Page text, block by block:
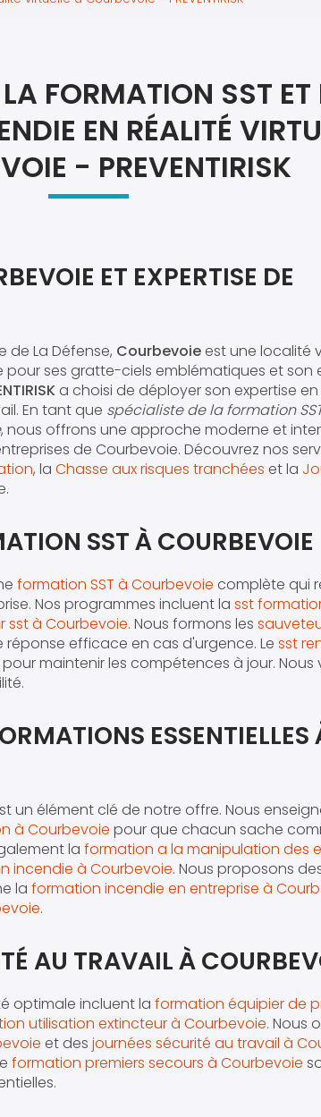
FORMATION SST ET
EN RÉALITÉ
- PREVENTIRISK
ET EXPERTISE DE
La Défense, Courbevoieest une localité
pour ses gratte-ciels emblématiques et son
a choisi de déployer son expertise
En tant que spécialiste de la formation
, nous offrons une approche moderne et
de Courbevoie. Découvrez nos
, la Chasse aux risques tranchées et la
SST À COURBEVOIE
formation SST à Courbevoie complète qui
Nos programmes incluent la sst
sst à Courbevoie. Nous formons les
efficace en cas d'urgence. Le sst
maintenir les compétences à jour. Nous
ESSENTIELLES
un élément clé de notre offre. Nous
à Courbevoie pour que chacun sache
la formation a la manipulation des
incendie à Courbevoie. Nous proposons
la formation incendie en entreprise à
.
AU TRAVAIL À
optimale incluent la formation équipier de
utilisation extincteur à Courbevoie. Nous
et des journées sécurité au travail à
formation premiers secours à Courbevoie